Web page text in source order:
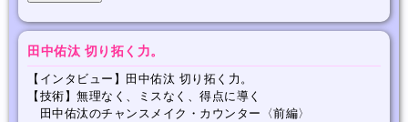
田中佑汰 切り拓く力。
【インタビュー】田中佑汰 切り拓く力。
【技術】無理なく、ミスなく、得点に導く
田中佑汰のチャンスメイク・カウンター〈前編〉